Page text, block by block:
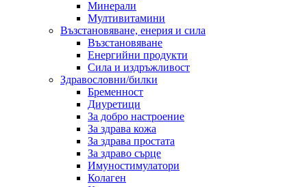
Минерали
Мултивитамини
Възстановяване, енерия и сила
Възстановяване
Енергийни продукти
Сила и издръжливост
Здравословни/билки
Бременност
Диуретици
За добро настроение
За здрава кожа
За здрава простата
За здраво сърце
Имуностимулатори
Колаген